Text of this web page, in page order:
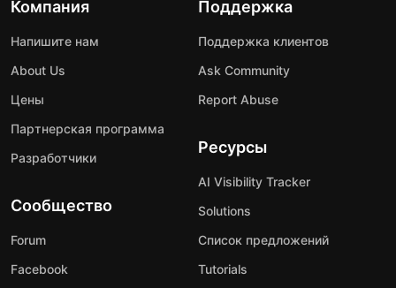
Компания
Напишите нам
About Us
Цены
Партнерская программа
Разработчики
Сообщество
Forum
Facebook
Поддержка
Поддержка клиентов
Ask Community
Report Abuse
Ресурсы
AI Visibility Tracker
Solutions
Список предложений
Tutorials